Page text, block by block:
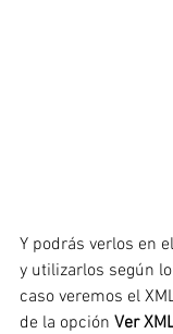
Y podrás verlos en el
y utilizarlos según
caso veremos el
de la opción Ver